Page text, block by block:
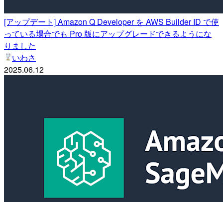
[アップデート] Amazon Q Developer を AWS Builder ID で使
っている場合でも Pro 版にアップグレードできるようにな
りました
いわさ
2025.06.12